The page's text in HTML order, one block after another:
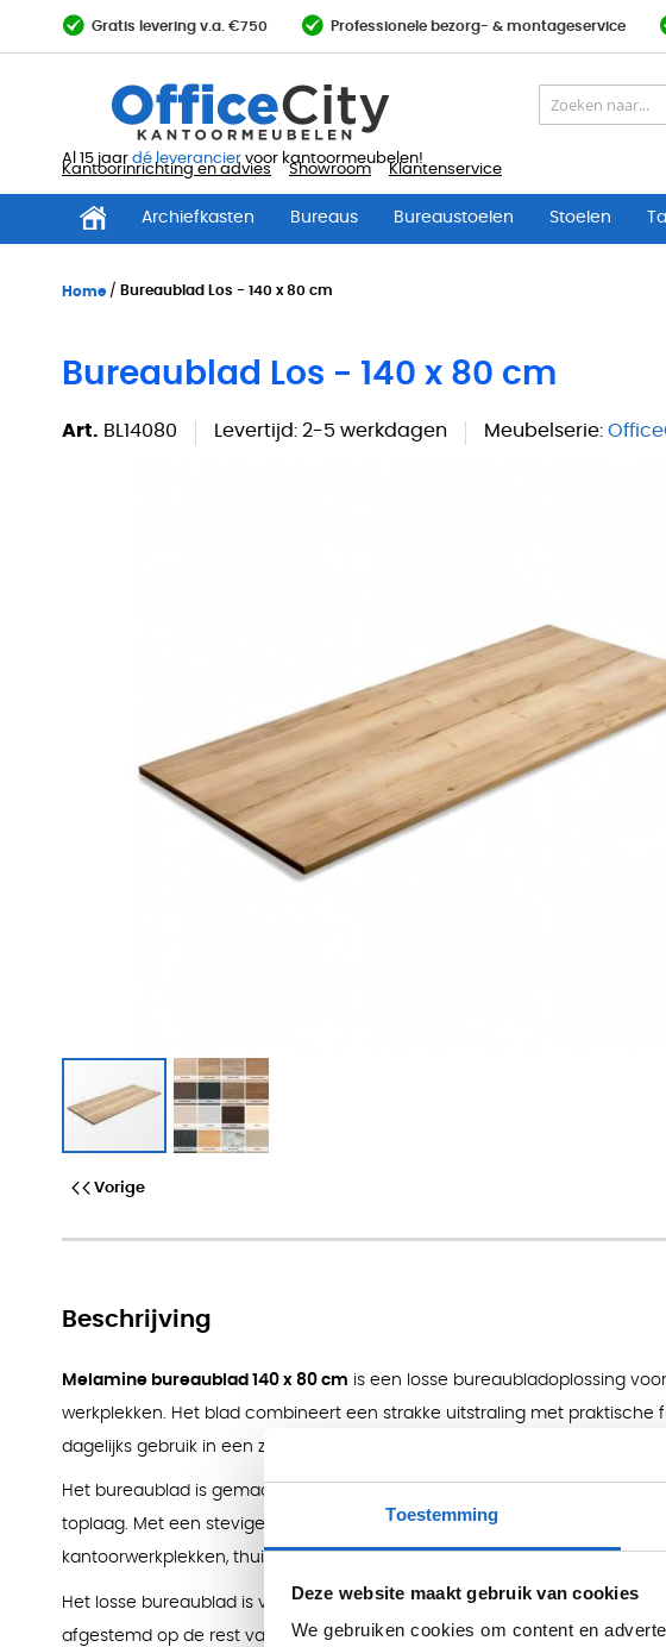
Toestemming
Deze website maakt gebruik van cookies
We gebruiken cookies om content en
Gratis levering v.a. €750 Professionele bezorg- & montageservice
Al 15 jaar dé leverancier voor kantoormeubelen!
Kantoorinrichting en advies Showroom Klantenservice
Archiefkasten Bureaus Bureaustoelen Stoelen
Home Bureaublad Los - 140 x 80 cm
Bureaublad Los - 140 x 80 cm
Art. BL14080 Levertijd: 2-5 werkdagen Meubelserie:
Vorige
Beschrijving
Melamine bureaublad 140 x 80 cm is een losse bureaubladoplossing
werkplekken. Het blad combineert een strakke uitstraling met praktische
dagelijks gebruik in een zakelijke omgeving.
Het bureaublad is gemaakt van spaanplaat en afgewerkt met een
toplaag. Met een stevige dikte van 2,5 cm vormt dit blad een betrouwbare
kantoorwerkplekken, thuiswerkplekken of bestaande bureauonderstellen.
Het losse bureaublad is verkrijgbaar in diverse kleuren, zodat het
afgestemd op de rest van de kantoorinrichting.